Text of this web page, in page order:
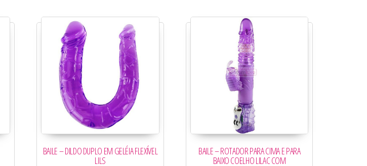
BAILE – DILDO DUPLO EM GELÉIA FLEXÍVEL
LILS
BAILE – ROTADOR PARA CIMA E PARA
BAIXO COELHO LILAC COM